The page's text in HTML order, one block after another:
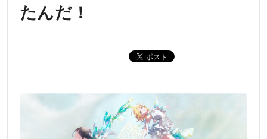
たんだ！